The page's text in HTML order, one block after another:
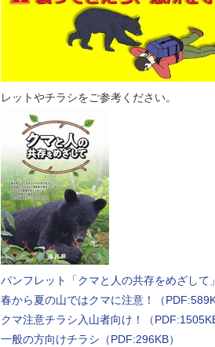
レットやチラシをご参考ください。
パンフレット「クマと人の共存をめざして
春から夏の山ではクマに注意！（
クマ注意チラシ入山者向け！（PDF:1505KB
一般の方向けチラシ（PDF:296KB）